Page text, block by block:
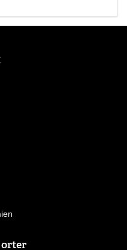
orter